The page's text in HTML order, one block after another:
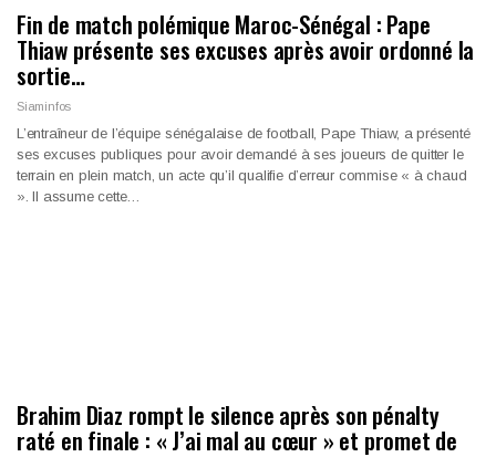
Fin de match polémique Maroc-Sénégal : Pape
Thiaw présente ses excuses après avoir ordonné la
sortie…
Siaminfos
L’entraîneur de l’équipe sénégalaise de football, Pape Thiaw, a présenté
ses excuses publiques pour avoir demandé à ses joueurs de quitter le
terrain en plein match, un acte qu’il qualifie d’erreur commise « à chaud
». Il assume cette…
Brahim Diaz rompt le silence après son pénalty
raté en finale : « J’ai mal au cœur » et promet de